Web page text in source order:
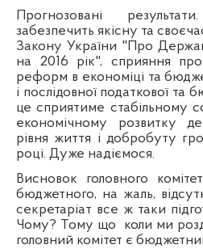
Прогнозовані
забезпечить якісну та
Закону України "Про
на 2016 рік", сприяння
реформ в економіці та
і послідовної податкової та
це сприятиме стабільному
економічному розвитку
рівня життя і добробуту
році. Дуже надіємося.
Висновок головного
бюджетного, на жаль,
секретаріат все ж таки п
Чому? Тому що
коли ми
головний комітет є